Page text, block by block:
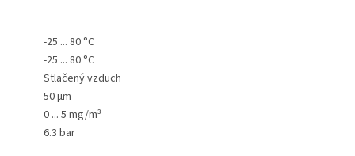
-25 ... 80 °C
-25 ... 80 °C
Stlačený vzduch
50 µm
0 ... 5 mg/m³
6.3 bar